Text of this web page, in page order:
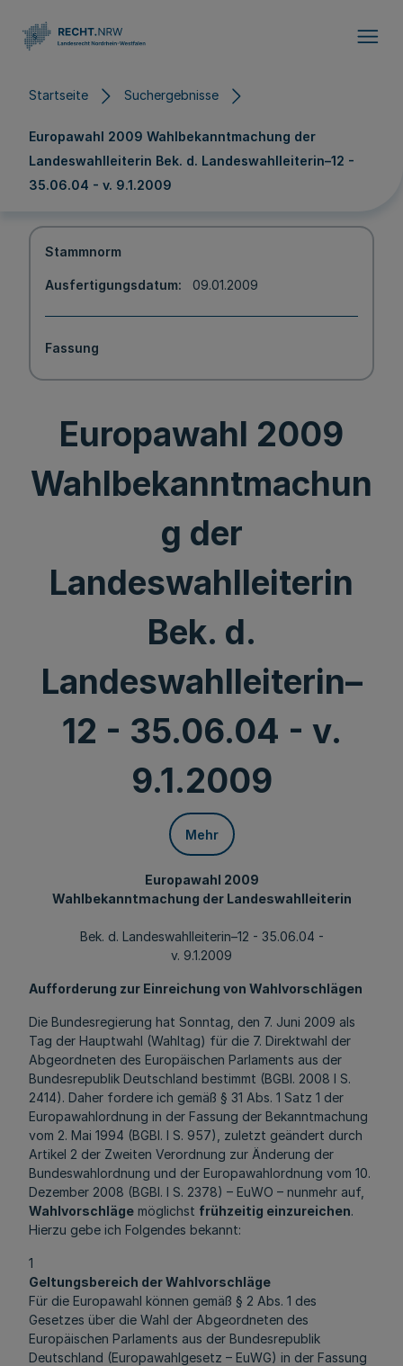
Startseite Suchergebnisse
Europawahl 2009 Wahlbekanntmachung der
Landeswahlleiterin Bek. d. Landeswahlleiterin–12 -
35.06.04 - v. 9.1.2009
Stammnorm
Ausfertigungsdatum 09.01.2009
Fassung
Europawahl 2009
Wahlbekanntmachun
g der
Landeswahlleiterin
Bek. d.
Landeswahlleiterin–
12 - 35.06.04 - v.
9.1.2009
Mehr
Europawahl 2009
Wahlbekanntmachung der Landeswahlleiterin
Bek. d. Landeswahlleiterin–12 - 35.06.04 -
v. 9.1.2009
Aufforderung zur Einreichung von Wahlvorschlägen
Die Bundesregierung hat Sonntag, den 7. Juni 2009 als
Tag der Hauptwahl (Wahltag) für die 7. Direktwahl der
Abgeordneten des Europäischen Parlaments aus der
Bundesrepublik Deutschland bestimmt (BGBl. 2008 I S.
2414). Daher fordere ich gemäß § 31 Abs. 1 Satz 1 der
Europawahlordnung in der Fassung der Bekanntmachung
vom 2. Mai 1994 (BGBl. I S. 957), zuletzt geändert durch
Artikel 2 der Zweiten Verordnung zur Änderung der
Bundeswahlordnung und der Europawahlordnung vom 10.
Dezember 2008 (BGBl. I S. 2378) – EuWO – nunmehr auf,
Wahlvorschläge möglichst frühzeitig einzureichen.
Hierzu gebe ich Folgendes bekannt:
1
Geltungsbereich der Wahlvorschläge
Für die Europawahl können gemäß § 2 Abs. 1 des
Gesetzes über die Wahl der Abgeordneten des
Europäischen Parlaments aus der Bundesrepublik
Deutschland (Europawahlgesetz – EuWG) in der Fassung